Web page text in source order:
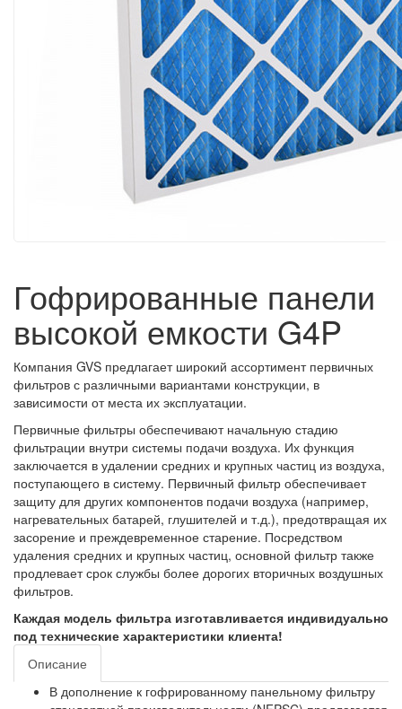
Гофрированные панели
высокой емкости G4P
Компания GVS предлагает широкий ассортимент первичных
фильтров с различными вариантами конструкции, в
зависимости от места их эксплуатации.
Первичные фильтры обеспечивают начальную стадию
фильтрации внутри системы подачи воздуха. Их функция
заключается в удалении средних и крупных частиц из воздуха,
поступающего в систему. Первичный фильтр обеспечивает
защиту для других компонентов подачи воздуха (например,
нагревательных батарей, глушителей и т.д.), предотвращая их
засорение и преждевременное старение. Посредством
удаления средних и крупных частиц, основной фильтр также
продлевает срок службы более дорогих вторичных воздушных
фильтров.
Каждая модель фильтра изготавливается индивидуально
под технические характеристики клиента!
Описание
В дополнение к гофрированному панельному фильтру